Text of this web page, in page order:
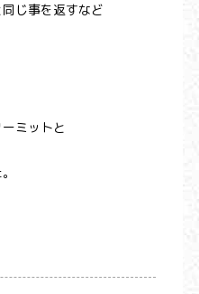
じ事を返すなど
ミットと